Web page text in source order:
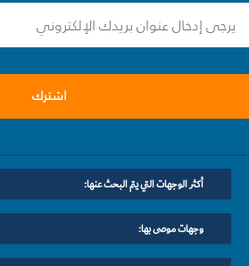
اشترك
أكثر الوجهات التي يتم البحث عنها:
وجهات موصى بها: